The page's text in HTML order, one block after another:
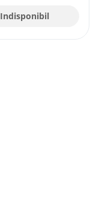
Indisponibil